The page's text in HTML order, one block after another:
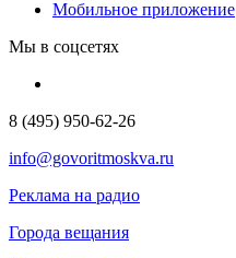
Мобильное приложение
Мы в соцсетях
8 (495) 950-62-26
info@govoritmoskva.ru
Реклама на радио
Города вещания